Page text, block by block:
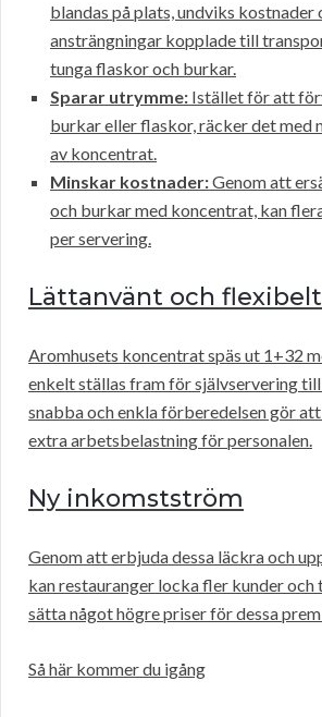
blandas på plats, undviks kostnader
ansträngningar kopplade till
tunga flaskor och burkar.
Sparar utrymme: Istället för att
burkar eller flaskor, räcker det med
av koncentrat.
Minskar kostnader:Genom att
och burkar med koncentrat, kan
per servering.
Lättanvänt och flexibelt
Aromhusets koncentrat späs ut 1+32
enkelt ställas fram för självservering till
snabba och enkla förberedelsen gör
extra arbetsbelastning för personalen.
Ny inkomstström
Genom att erbjuda dessa läckra och
kan restauranger locka fler kunder och
sätta något högre priser för dessa
Så här kommer du igång